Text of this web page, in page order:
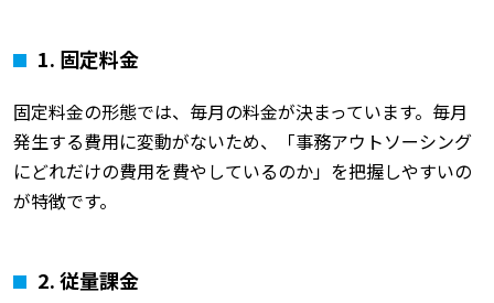
1. 固定料金
固定料金の形態では、毎月の料金が決まっています。毎月
発生する費用に変動がないため、「事務アウトソーシング
にどれだけの費用を費やしているのか」を把握しやすいの
が特徴です。
2. 従量課金